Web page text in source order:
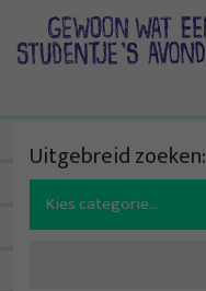
Uitgebreid zoeken:
Search
for: